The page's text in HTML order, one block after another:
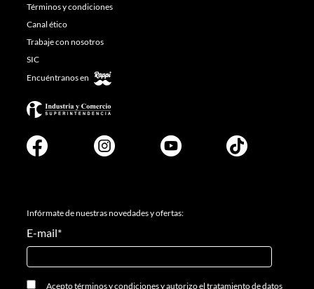
Términos y condiciones
Canal ético
Trabaje con nosotros
SIC
Encuéntranos en
Infórmate de nuestras novedades y ofertas:
E-mail*
Aceptotérminos y condicionesyautorizo el tratamiento de datos